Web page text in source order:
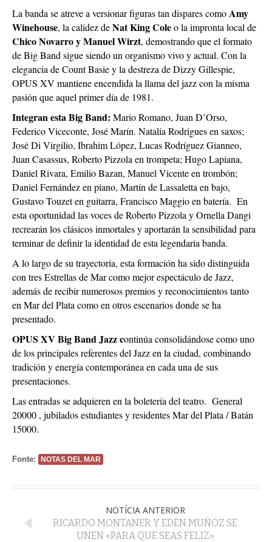
La banda se atreve a versionar figuras tan dispares comoAmy
Winehouse, la calidez deNat King Coleo la impronta local de
Chico Novarro y Manuel Wirzt, demostrando que el formato
de Big Band sigue siendo un organismo vivo y actual. Con la
elegancia de Count Basie y la destreza de Dizzy Gillespie,
OPUS XV mantiene encendida la llama del jazz con la misma
pasión que aquel primer día de 1981.
Integran esta Big Band: Mario Romano, Juan D’Orso,
Federico Viceconte, José Marín. Natalia Rodrigues en saxos;
José Di Virgilio, Ibrahim López, Lucas Rodríguez Gianneo,
Juan Casassus, Roberto Pizzola en trompeta; Hugo Lapiana,
Daniel Rivara, Emilio Bazan, Manuel Vicente en trombón;
Daniel Fernández en piano, Martín de Lassaletta en bajo,
Gustavo Touzet en guitarra, Francisco Maggio en batería. En
esta oportunidad las voces de Roberto Pizzola y Ornella Dangi
recrearán los clásicos inmortales y aportarán la sensibilidad para
terminar de definir la identidad de esta legendaria banda.
A lo largo de su trayectoria, esta formación ha sido distinguida
con tres Estrellas de Mar como mejor espectáculo de Jazz,
además de recibir numerosos premios y reconocimientos tanto
en Mar del Plata como en otros escenarios donde se ha
presentado.
OPUS XV Big Band Jazz continúa consolidándose como uno
de los principales referentes del Jazz en la ciudad, combinando
tradición y energía contemporánea en cada una de sus
presentaciones.
Las entradas se adquieren en la boletería del teatro. General
20000 , jubilados estudiantes y residentes Mar del Plata / Batán
15000.
Fonte: NOTAS DEL MAR
NOTÍCIA ANTERIOR
RICARDO MONTANER Y EDEN MUÑOZ SE
UNEN «PARA QUE SEAS FELIZ»